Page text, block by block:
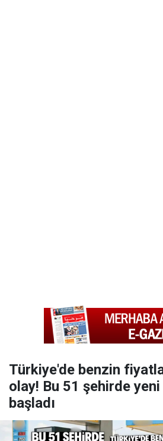
Türkiye'de benzin
olay! Bu 51 şehirde
başladı